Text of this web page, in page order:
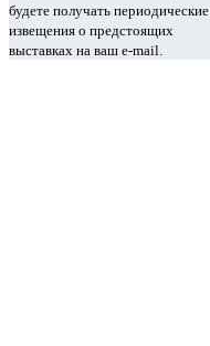
будете получать периодические
извещения о предстоящих
выставках на ваш e-mail.